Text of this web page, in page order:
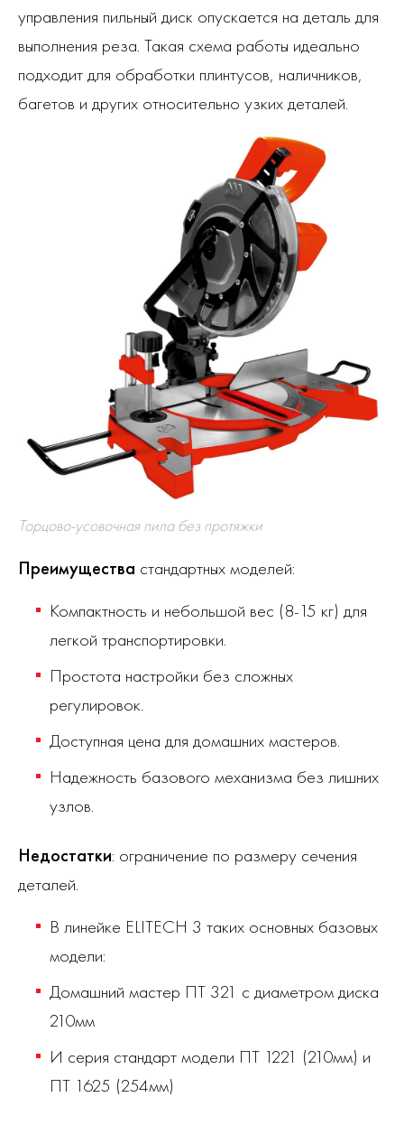
управления пильный диск опускается на деталь для
выполнения реза. Такая схема работы идеально
подходит для обработки плинтусов, наличников,
багетов и других относительно узких деталей.
Торцово-усовочная пила без протяжки
Преимущества стандартных моделей:
Компактность и небольшой вес (8-15 кг) для
легкой транспортировки.
Простота настройки без сложных
регулировок.
Доступная цена для домашних мастеров.
Надежность базового механизма без лишних
узлов.
Недостатки: ограничение по размеру сечения
деталей.
В линейке ELITECH 3 таких основных базовых
модели:
Домашний мастер ПТ 321 с диаметром диска
210мм
И серия стандарт модели ПТ 1221 (210мм) и
ПТ 1625 (254мм)